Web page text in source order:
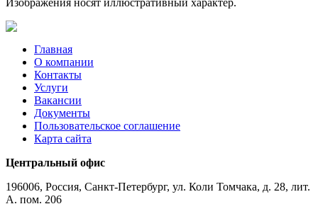
Изображения носят иллюстративный характер.
Главная
О компании
Контакты
Услуги
Вакансии
Документы
Пользовательское соглашение
Карта сайта
Центральный офис
196006, Россия, Санкт-Петербург, ул. Коли Томчака, д. 28, лит.
А. пом. 206